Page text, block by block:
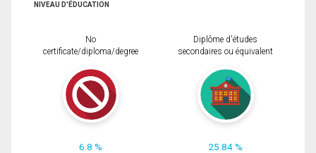
NIVEAU D'ÉDUCATION
No
certificate/diploma/degree
6.8 %
Diplôme d'études
secondaires ou équivalent
25.84 %